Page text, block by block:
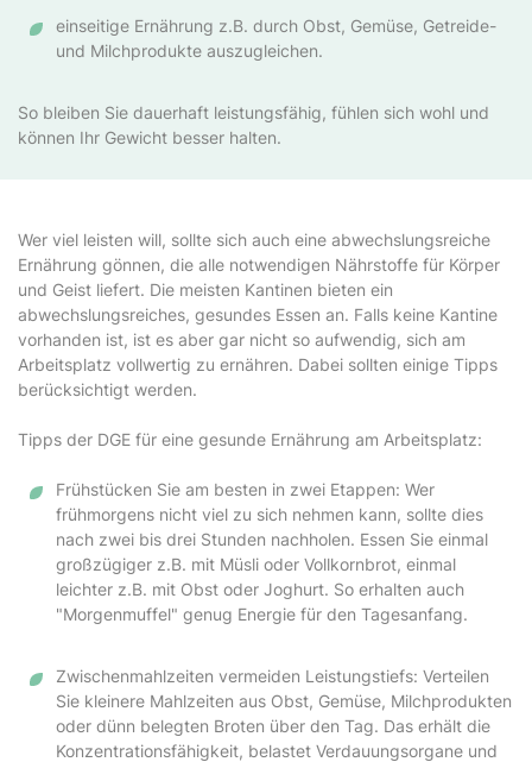
einseitige Ernährung z.B. durch Obst, Gemüse, Getreide-
und Milchprodukte auszugleichen.
So bleiben Sie dauerhaft leistungsfähig, fühlen sich wohl und
können Ihr Gewicht besser halten.
Wer viel leisten will, sollte sich auch eine abwechslungsreiche
Ernährung gönnen, die alle notwendigen Nährstoffe für Körper
und Geist liefert. Die meisten Kantinen bieten ein
abwechslungsreiches, gesundes Essen an. Falls keine Kantine
vorhanden ist, ist es aber gar nicht so aufwendig, sich am
Arbeitsplatz vollwertig zu ernähren. Dabei sollten einige Tipps
berücksichtigt werden.
Tipps der DGE für eine gesunde Ernährung am Arbeitsplatz:
Frühstücken Sie am besten in zwei Etappen: Wer
frühmorgens nicht viel zu sich nehmen kann, sollte dies
nach zwei bis drei Stunden nachholen. Essen Sie einmal
großzügiger z.B. mit Müsli oder Vollkornbrot, einmal
leichter z.B. mit Obst oder Joghurt. So erhalten auch
"Morgenmuffel" genug Energie für den Tagesanfang.
Zwischenmahlzeiten vermeiden Leistungstiefs: Verteilen
Sie kleinere Mahlzeiten aus Obst, Gemüse, Milchprodukten
oder dünn belegten Broten über den Tag. Das erhält die
Konzentrationsfähigkeit, belastet Verdauungsorgane und